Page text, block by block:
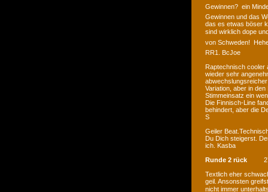
Gewinnen?  ein
Gewinnen und das
das es etwas böser
sind wirklich dope
von Schweden! 
RR1. BcJoe
Raptechnisch cooler
wieder sehr
Variation, aber in
Stimmeinsatz ein
Die Finnisch-Line
behindert, aber die
S
Geiler
Du Dich steigerst.
ich. Kasba
Runde 2 rück
Textlich eher
geil. Ansonsten
nicht immer